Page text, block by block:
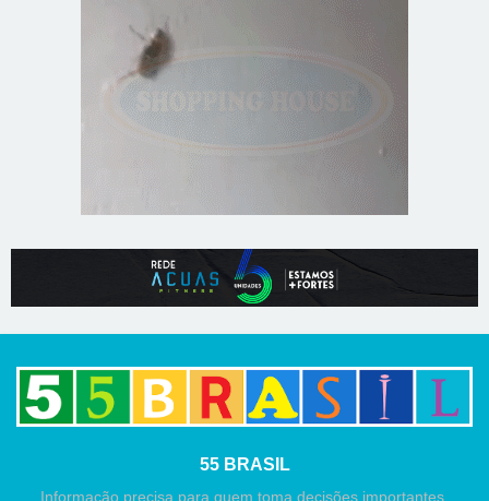
55 BRASIL
Informação precisa para quem toma decisões importantes.